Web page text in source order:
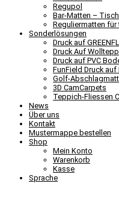
Regupol
Bar-Matten –
Reguliermatten
Sonderlösungen
Druck auf
Druck Auf
Druck auf PVC
FunField Druck
Golf-
3D CamCarpets
Teppich-Fliessen
News
Über uns
Kontakt
Mustermappe bestellen
Shop
Mein Konto
Warenkorb
Kasse
Sprache